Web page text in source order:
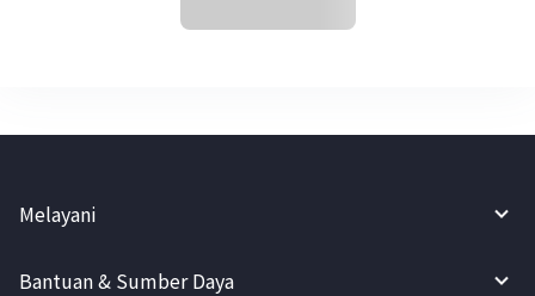
Melayani
Bantuan & Sumber Daya